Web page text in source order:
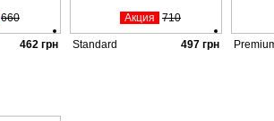
660
462 грн
Акция 710
Standard 497 грн